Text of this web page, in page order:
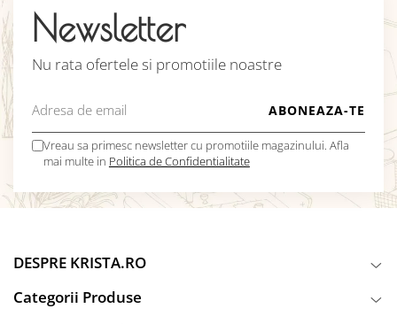
Newsletter
Nu rata ofertele si promotiile noastre
Vreau sa primesc newsletter cu promotiile magazinului. Afla
mai multe in Politica de Confidentialitate
DESPRE KRISTA.RO
Categorii Produse